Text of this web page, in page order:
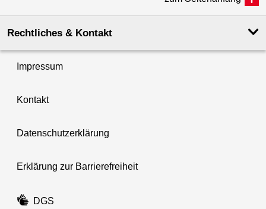
Rechtliches & Kontakt
Impressum
Kontakt
Datenschutzerklärung
Erklärung zur Barrierefreiheit
DGS